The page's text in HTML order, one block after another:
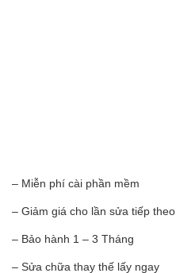
– Miễn phí cài phần mềm
– Giảm giá cho lần sửa tiếp theo
– Bảo hành 1 – 3 Tháng
– Sửa chữa thay thế lấy ngay